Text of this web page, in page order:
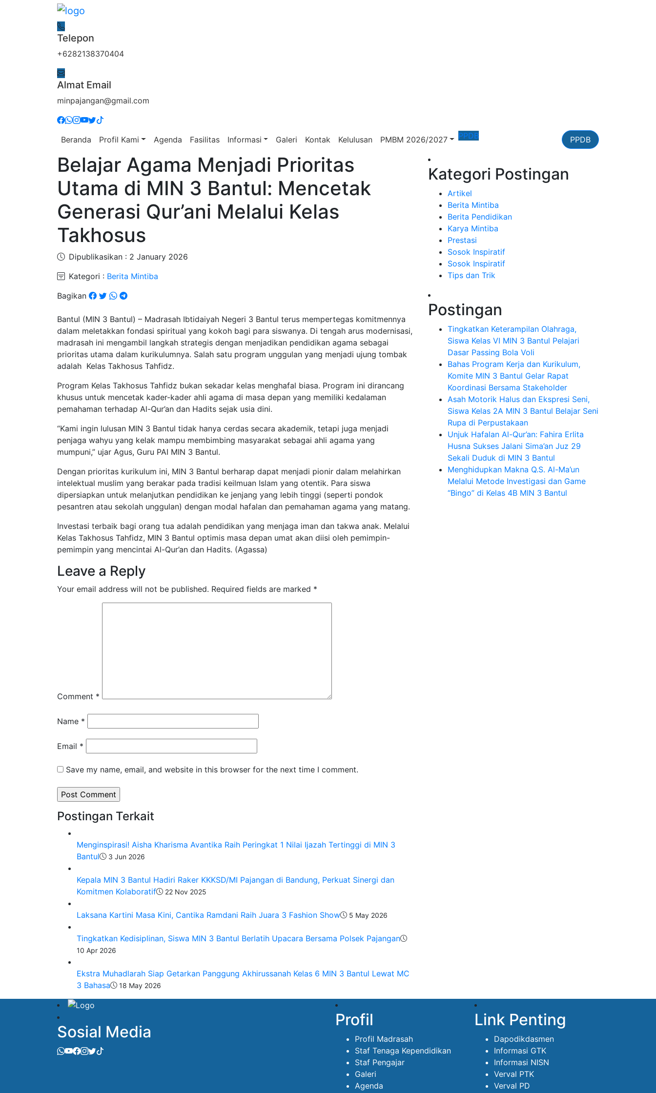
Telepon
+6282138370404
Almat Email
minpajangan@gmail.com
Beranda Profil Kami Agenda Fasilitas Informasi Galeri Kontak Kelulusan PMBM 2026/2027 PPDB PPDB
Belajar Agama Menjadi Prioritas
Utama di MIN 3 Bantul: Mencetak
Generasi Qur’ani Melalui Kelas
Takhosus
Dipublikasikan : 2 January 2026
Kategori : Berita Mintiba
Bagikan
Bantul (MIN 3 Bantul) – Madrasah Ibtidaiyah Negeri 3 Bantul terus mempertegas komitmennya
dalam meletakkan fondasi spiritual yang kokoh bagi para siswanya. Di tengah arus modernisasi,
madrasah ini mengambil langkah strategis dengan menjadikan pendidikan agama sebagai
prioritas utama dalam kurikulumnya. Salah satu program unggulan yang menjadi ujung tombak
adalah Kelas Takhosus Tahfidz.
Program Kelas Takhosus Tahfidz bukan sekadar kelas menghafal biasa. Program ini dirancang
khusus untuk mencetak kader-kader ahli agama di masa depan yang memiliki kedalaman
pemahaman terhadap Al-Qur’an dan Hadits sejak usia dini.
“Kami ingin lulusan MIN 3 Bantul tidak hanya cerdas secara akademik, tetapi juga menjadi
penjaga wahyu yang kelak mampu membimbing masyarakat sebagai ahli agama yang
mumpuni,” ujar Agus, Guru PAI MIN 3 Bantul.
Dengan prioritas kurikulum ini, MIN 3 Bantul berharap dapat menjadi pionir dalam melahirkan
intelektual muslim yang berakar pada tradisi keilmuan Islam yang otentik. Para siswa
dipersiapkan untuk melanjutkan pendidikan ke jenjang yang lebih tinggi (seperti pondok
pesantren atau sekolah unggulan) dengan modal hafalan dan pemahaman agama yang matang.
Investasi terbaik bagi orang tua adalah pendidikan yang menjaga iman dan takwa anak. Melalui
Kelas Takhosus Tahfidz, MIN 3 Bantul optimis masa depan umat akan diisi oleh pemimpin-
pemimpin yang mencintai Al-Qur’an dan Hadits. (Agassa)
Leave a Reply
Your email address will not be published. Required fields are marked *
Comment *
Name *
Email *
Save my name, email, and website in this browser for the next time I comment.
Postingan Terkait
Menginspirasi! Aisha Kharisma Avantika Raih Peringkat 1 Nilai Ijazah Tertinggi di MIN 3
Bantul
3 Jun 2026
Kepala MIN 3 Bantul Hadiri Raker KKKSD/MI Pajangan di Bandung, Perkuat Sinergi dan
Komitmen Kolaboratif
22 Nov 2025
Laksana Kartini Masa Kini, Cantika Ramdani Raih Juara 3 Fashion Show 5 May 2026
Tingkatkan Kedisiplinan, Siswa MIN 3 Bantul Berlatih Upacara Bersama Polsek Pajangan
10 Apr 2026
Ekstra Muhadlarah Siap Getarkan Panggung Akhirussanah Kelas 6 MIN 3 Bantul Lewat MC
3 Bahasa
18 May 2026
Kategori Postingan
Artikel
Berita Mintiba
Berita Pendidikan
Karya Mintiba
Prestasi
Sosok Inspiratif
Sosok Inspiratif
Tips dan Trik
Postingan
Tingkatkan Keterampilan Olahraga,
Siswa Kelas VI MIN 3 Bantul Pelajari
Dasar Passing Bola Voli
Bahas Program Kerja dan Kurikulum,
Komite MIN 3 Bantul Gelar Rapat
Koordinasi Bersama Stakeholder
Asah Motorik Halus dan Ekspresi Seni,
Siswa Kelas 2A MIN 3 Bantul Belajar Seni
Rupa di Perpustakaan
Unjuk Hafalan Al-Qur’an: Fahira Erlita
Husna Sukses Jalani Sima’an Juz 29
Sekali Duduk di MIN 3 Bantul
Menghidupkan Makna Q.S. Al-Ma’un
Melalui Metode Investigasi dan Game
“Bingo” di Kelas 4B MIN 3 Bantul
Sosial Media
Profil
Profil Madrasah
Staf Tenaga Kependidikan
Staf Pengajar
Galeri
Agenda
Link Penting
Dapodikdasmen
Informasi GTK
Informasi NISN
Verval PTK
Verval PD